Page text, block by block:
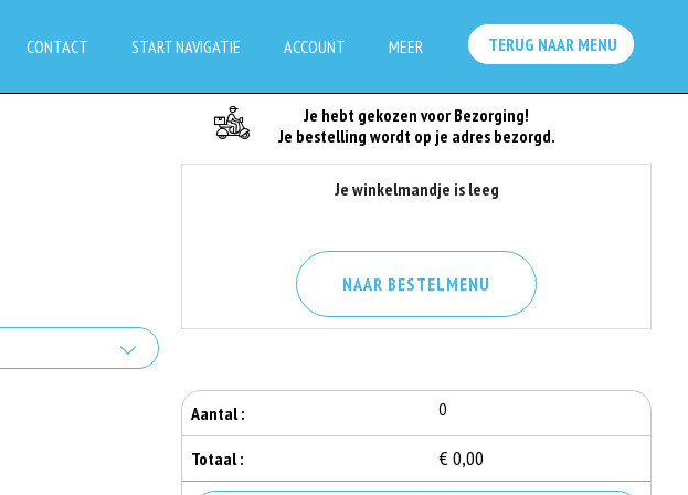
CONTACT START NAVIGATIE ACCOUNT MEER TERUG NAAR MENU
Je hebt gekozen voor Bezorging!
Je bestelling wordt op je adres bezorgd.
Je winkelmandje is leeg
NAAR BESTELMENU
Aantal : 0
Totaal : € 0,00
Je Bestelling